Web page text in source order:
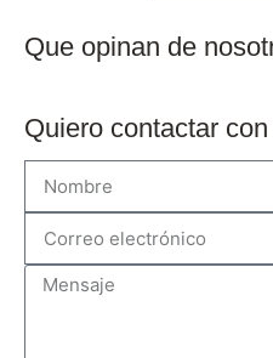
Que opinan de
Quiero contactar